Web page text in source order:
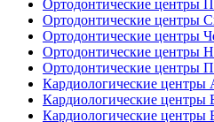
Ортодонтические центры
Ортодонтические центры
Ортодонтические центры
Ортодонтические центры
Ортодонтические центры
Кардиологические центры
Кардиологические центры
Кардиологические центры